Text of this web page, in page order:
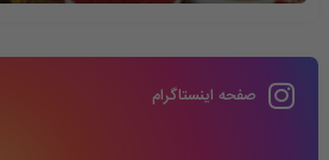
صفحه اینستاگرام